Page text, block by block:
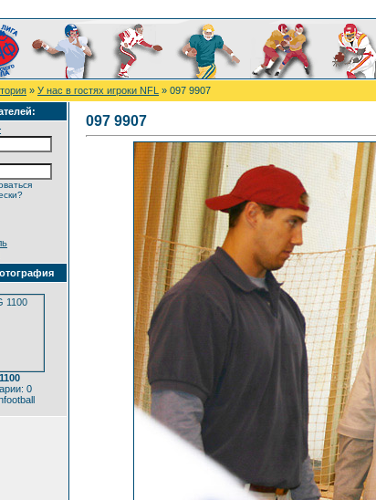
» У нас в гостях игроки NFL » 097 9907
0
097 9907